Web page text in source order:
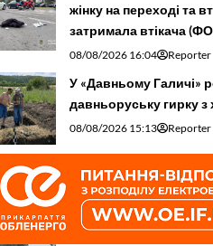
жінку на переході та
затримала втікача
08/08/2026 16:04 Reporter
У «Давньому Галичі»
давньоруську гирку з
08/08/2026 15:13 Reporter